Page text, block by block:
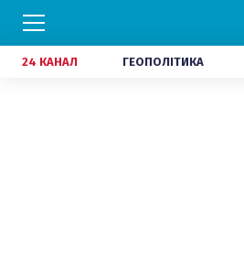
24 КАНАЛ ГЕОПОЛІТИКА